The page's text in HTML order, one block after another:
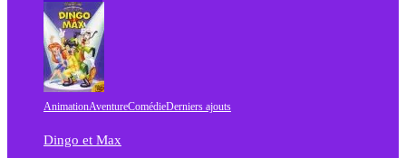
AnimationAventureComédieDerniers ajouts
Dingo et Max